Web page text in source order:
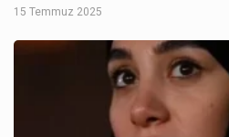
15 Temmuz 2025